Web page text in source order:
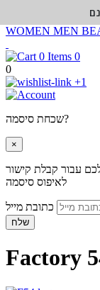
WOMEN MEN
0
0
+1
שכחת סיסמה?
×
עבור קבלת קישור
לאיפוס סיסמה
שלח
Factory